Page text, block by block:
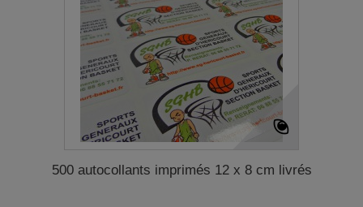
500 autocollants imprimés 12 x 8 cm livrés